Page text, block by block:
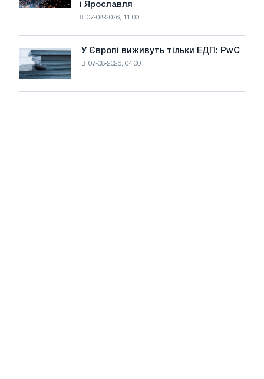
виробили
трамвайних
колій
і Ярославля
07-08-2026, 11:00
Європі
виживуть
тільки
У Європі виживуть тільки ЕДП: PwC
07-08-2026, 04:00